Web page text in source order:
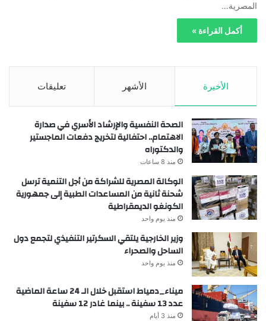
المصرية…
أكمل القراءة »
الأخيرة الأشهر تعليقات
الصحة النفسية والإرشاد الأسري في صدارة
الاهتمام.. احتفالية لتخريج دفعات الماجستير
والدكتوراه
منذ 8 ساعات
الوكالة المصرية للشراكة من أجل التنمية ترسل
شحنة ثانية من المساعدات الطبية إلى جمهورية
الكونغو الديمقراطية
منذ يوم واحد
وزير الخارجية يلتقي السكرتير التنفيذي لتجمع دول
الساحل والصحراء
منذ يوم واحد
ميناء_دمياط استقبل خلال الـ 24 ساعة الماضية
عدد 13 سفينة .. بينما غادر 12 سفينة
منذ 3 أيام